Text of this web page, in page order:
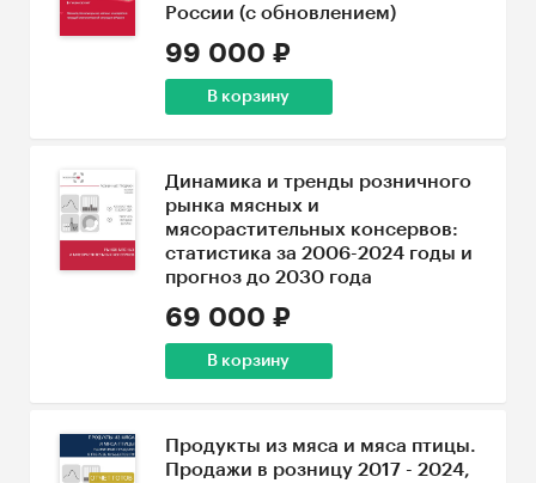
России (с обновлением)
99 000 ₽
В корзину
Динамика и тренды розничного
рынка мясных и
мясорастительных консервов:
статистика за 2006-2024 годы и
прогноз до 2030 года
69 000 ₽
В корзину
Продукты из мяса и мяса птицы.
Продажи в розницу 2017 - 2024,